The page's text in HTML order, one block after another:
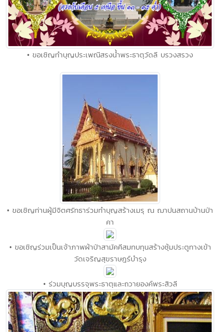
• ขอเชิญทำบุญประเพณีสรงน้ำพระธาตุวัดลี บรวงสรวง
• ขอเชิญท่านผู้มีจิตศรัทธาร่วมทำบุญสร้างเมรุ ณ ฌาปนสถานบ้านป่า
คา
• ขอเชิญร่วมเป็นเจ้าภาพผ้าป่าสามัคคีสมทบทุนสร้างซุ้มประตูทางเข้า
วัดเจริญสุขราษฎร์บำรุง
• ร่วมบุญบรรจุพระธาตุและถวายองค์พระสิวลี